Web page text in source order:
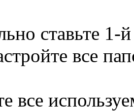
ставьте 1-
все
все